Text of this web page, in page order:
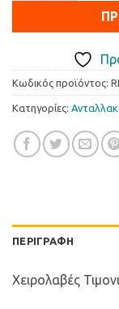
Κωδικός προϊόντος:
Κατηγορίες:
ΠΕΡΙΓΡΑΦΉ
Χειρολαβές